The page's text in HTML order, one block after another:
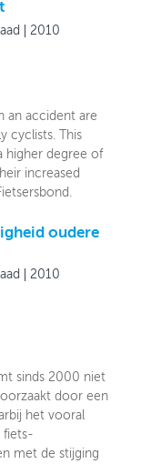
2010
an accident are
cyclists. This
higher degree of
increased
oudere
2010
sinds 2000 niet
door een
het vooral
fiets-
met de stijging